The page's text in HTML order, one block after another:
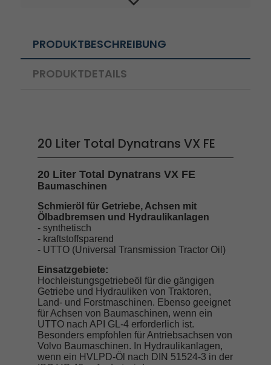
PRODUKTBESCHREIBUNG
PRODUKTDETAILS
20 Liter Total Dynatrans VX FE
20 Liter Total Dynatrans VX FE
Baumaschinen
Schmieröl für Getriebe, Achsen mit
Ölbadbremsen und Hydraulikanlagen
- synthetisch
- kraftstoffsparend
- UTTO (Universal Transmission Tractor Oil)
Einsatzgebiete:
Hochleistungsgetriebeöl für die gängigen
Getriebe und Hydrauliken von Traktoren,
Land- und Forstmaschinen. Ebenso geeignet
für Achsen von Baumaschinen, wenn ein
UTTO nach API GL-4 erforderlich ist.
Besonders empfohlen für Antriebsachsen von
Volvo Baumaschinen. In Hydraulikanlagen,
wenn ein HVLPD-Öl nach DIN 51524-3 in der